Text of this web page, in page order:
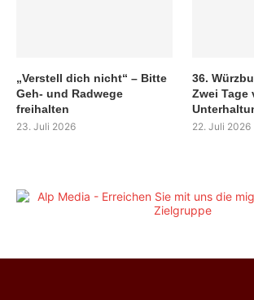
„Verstell dich nicht“ – Bitte
Geh- und Radwege
freihalten
23. Juli 2026
36.
Zwei Tage
22. Juli 2026